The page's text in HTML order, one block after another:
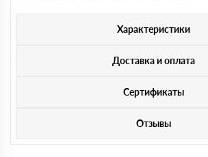
Характеристики
Доставка и оплата
Сертификаты
Отзывы